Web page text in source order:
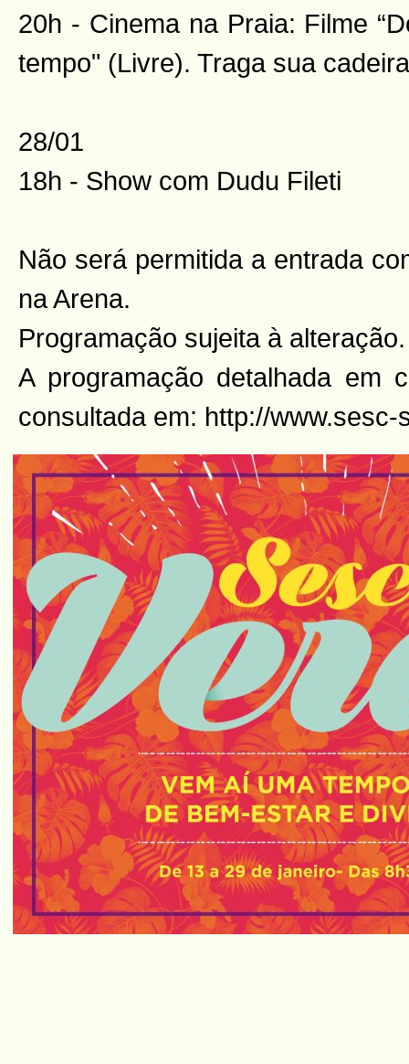
20h - Cinema na Praia: Filme
tempo" (Livre). Traga sua cadeira
28/01
18h - Show com Dudu Fileti
Não será permitida a entrada
na Arena.
Programação sujeita à alteração.
A programação detalhada em
consultada em: http://